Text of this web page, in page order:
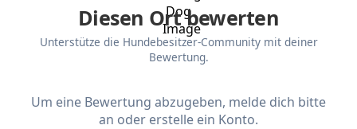
Diesen Ort bewerten
Unterstütze die Hundebesitzer-Community mit deiner
Bewertung.
Um eine Bewertung abzugeben, melde dich bitte
an oder erstelle ein Konto.